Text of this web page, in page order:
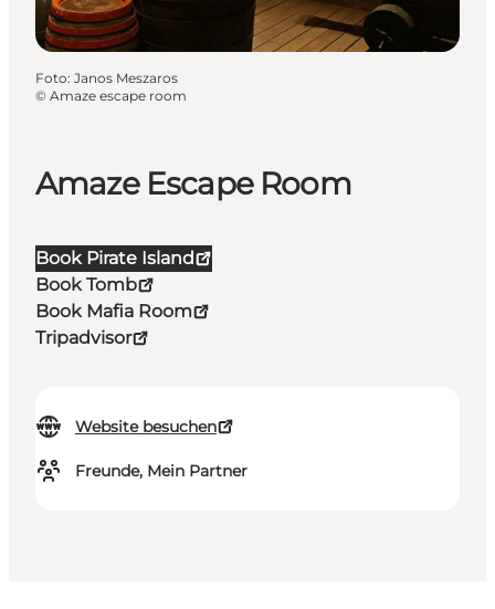
Amaze Escape Room
Book Pirate Island
Book Tomb
Book Mafia Room
Tripadvisor
Website besuchen
Freunde, Mein Partner
Foto: Janos Meszaros
© Amaze escape room